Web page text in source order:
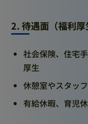
2. 待遇面（福利厚
社会保険、住宅
厚生
休憩室やスタッ
有給休暇、育児